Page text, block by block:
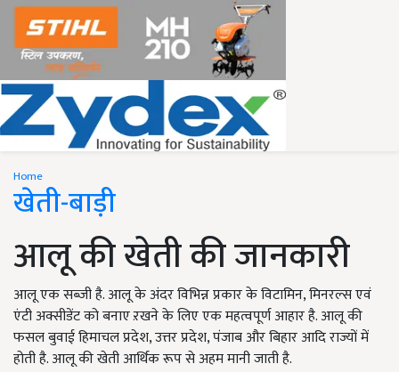
Home
खेती-बाड़ी
आलू की खेती की जानकारी
आलू एक सब्जी है. आलू के अंदर विभिन्न प्रकार के विटामिन, मिनरल्स एवं
एंटी अक्सीडेंट को बनाए ऱखने के लिए एक महत्वपूर्ण आहार है. आलू की
फसल बुवाई हिमाचल प्रदेश, उत्तर प्रदेश, पंजाब और बिहार आदि राज्यों में
होती है. आलू की खेती आर्थिक रूप से अहम मानी जाती है.